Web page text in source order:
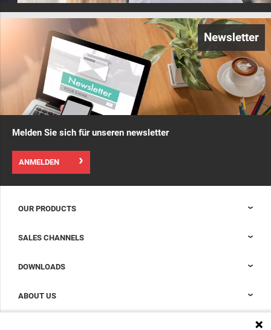
Newsletter
Melden Sie sich für unseren newsletter
ANMELDEN
OUR PRODUCTS
Zubehör zur Vervollständigung Ihres Data Center Schranks
SALES CHANNELS
DOWNLOADS
ABOUT US